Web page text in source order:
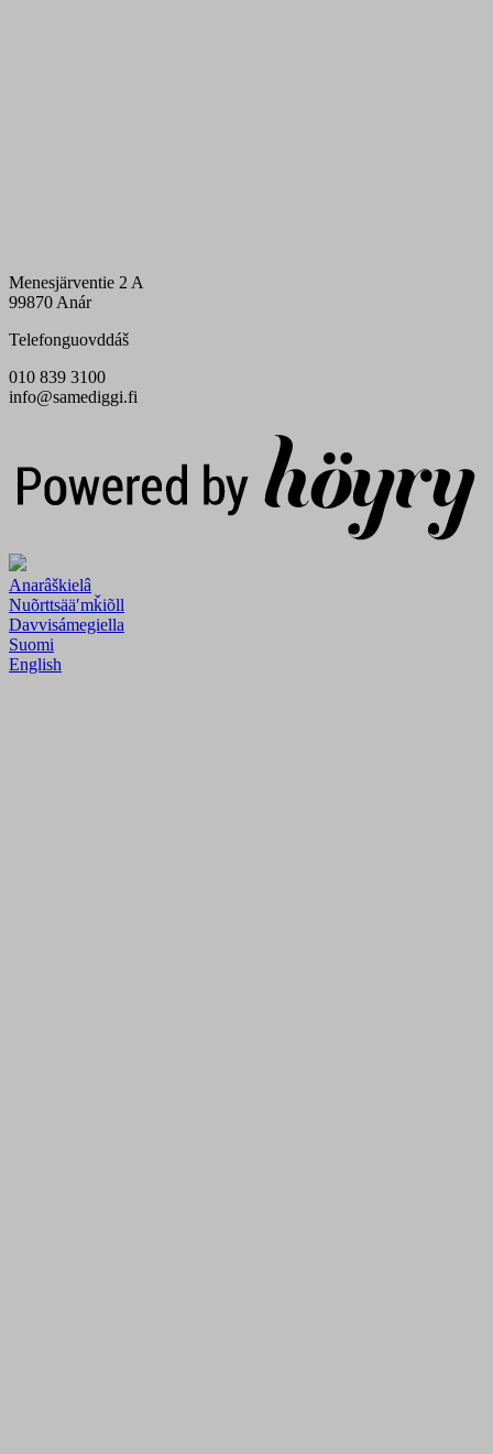
Menesjärventie 2 A
99870 Anár
Telefonguovddáš
010 839 3100
info@samediggi.fi
Anarâškielâ
Nuõrttsääʹmǩiõll
Davvisámegiella
Suomi
English